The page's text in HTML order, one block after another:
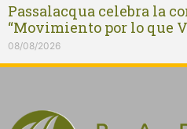
Passalacqua celebra la
“Movimiento por lo que
08/08/2026